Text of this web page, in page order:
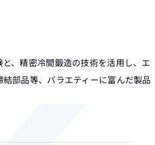
、精密冷間鍛造の技術を活用し、 エ
部品等、バラエティーに富んだ製品